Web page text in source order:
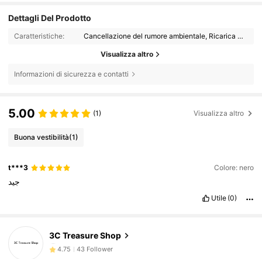
Dettagli Del Prodotto
Caratteristiche: Cancellazione del rumore ambientale, Ricarica senza fili, Indicatore di potenza a LED, Gioco, Controllo vocale, Controllo touch, Pulsante di controllo
Visualizza altro
Informazioni di sicurezza e contatti
5.00 (1) Visualizza altro
Buona vestibilità(1)
t***3 Colore: nero
جيد
Utile (0)
3C Treasure Shop
4.75 43 Follower